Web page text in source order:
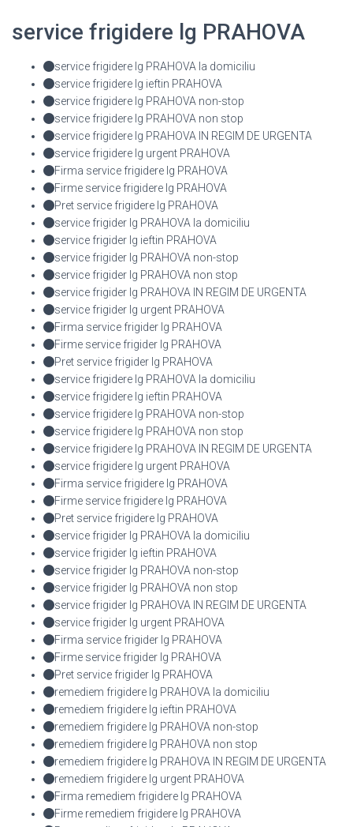
service frigidere lg PRAHOVA
service frigidere lg PRAHOVA la domiciliu
service frigidere lg ieftin PRAHOVA
service frigidere lg PRAHOVA non-stop
service frigidere lg PRAHOVA non stop
service frigidere lg PRAHOVA IN REGIM DE URGENTA
service frigidere lg urgent PRAHOVA
Firma service frigidere lg PRAHOVA
Firme service frigidere lg PRAHOVA
Pret service frigidere lg PRAHOVA
service frigider lg PRAHOVA la domiciliu
service frigider lg ieftin PRAHOVA
service frigider lg PRAHOVA non-stop
service frigider lg PRAHOVA non stop
service frigider lg PRAHOVA IN REGIM DE URGENTA
service frigider lg urgent PRAHOVA
Firma service frigider lg PRAHOVA
Firme service frigider lg PRAHOVA
Pret service frigider lg PRAHOVA
service frigidere lg PRAHOVA la domiciliu
service frigidere lg ieftin PRAHOVA
service frigidere lg PRAHOVA non-stop
service frigidere lg PRAHOVA non stop
service frigidere lg PRAHOVA IN REGIM DE URGENTA
service frigidere lg urgent PRAHOVA
Firma service frigidere lg PRAHOVA
Firme service frigidere lg PRAHOVA
Pret service frigidere lg PRAHOVA
service frigider lg PRAHOVA la domiciliu
service frigider lg ieftin PRAHOVA
service frigider lg PRAHOVA non-stop
service frigider lg PRAHOVA non stop
service frigider lg PRAHOVA IN REGIM DE URGENTA
service frigider lg urgent PRAHOVA
Firma service frigider lg PRAHOVA
Firme service frigider lg PRAHOVA
Pret service frigider lg PRAHOVA
remediem frigidere lg PRAHOVA la domiciliu
remediem frigidere lg ieftin PRAHOVA
remediem frigidere lg PRAHOVA non-stop
remediem frigidere lg PRAHOVA non stop
remediem frigidere lg PRAHOVA IN REGIM DE URGENTA
remediem frigidere lg urgent PRAHOVA
Firma remediem frigidere lg PRAHOVA
Firme remediem frigidere lg PRAHOVA